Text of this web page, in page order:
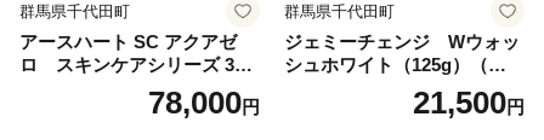
群馬県千代田町
アースハート SC アクアゼ
ロ スキンケアシリーズ 3点
78,000円
群馬県千代田町
ジェミーチェンジ Wウォッ
シュホワイト（125g）（泡立
てネット付）×2本 群馬県 千
21,500円